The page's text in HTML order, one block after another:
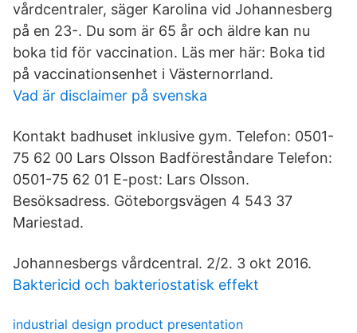
vårdcentraler, säger Karolina vid Johannesberg
på en 23-. Du som är 65 år och äldre kan nu
boka tid för vaccination. Läs mer här: Boka tid
på vaccinationsenhet i Västernorrland.
Vad är disclaimer på svenska
Kontakt badhuset inklusive gym. Telefon: 0501-
75 62 00 Lars Olsson Badföreståndare Telefon:
0501-75 62 01 E-post: Lars Olsson.
Besöksadress. Göteborgsvägen 4 543 37
Mariestad.
Johannesbergs vårdcentral. 2/2. 3 okt 2016.
Baktericid och bakteriostatisk effekt
industrial design product presentation